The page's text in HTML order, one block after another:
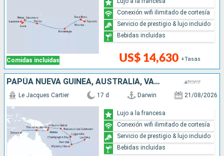
Comidas incluidas US$ 14,630 +Tasas
Conexión wifi ilimitado de cortesía
Servicio de prestigio & lujo incluido
Bebidas incluidas
PAPÚA NUEVA GUINEA, AUSTRALIA, VANUATU, FIDJI (ISLAS)
Le Jacques Cartier 17 d Darwin 21/08/2026
Lujo a la francesa
Conexión wifi ilimitado de cortesía
Servicio de prestigio & lujo incluido
Bebidas incluidas